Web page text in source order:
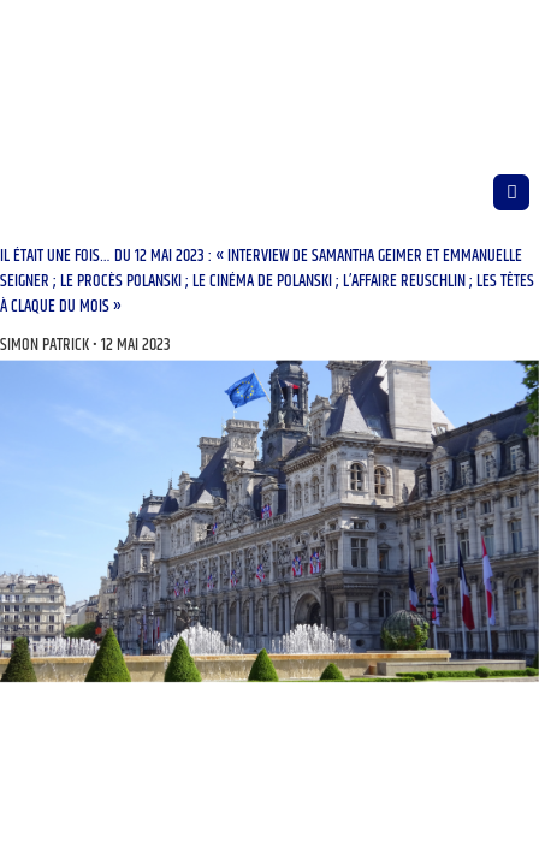
IL ÉTAIT UNE FOIS… DU 12 MAI 2023 : « INTERVIEW DE SAMANTHA GEIMER ET EMMANUELLE
SEIGNER ; LE PROCÈS POLANSKI ; LE CINÉMA DE POLANSKI ; L’AFFAIRE REUSCHLIN ; LES TÊTES
À CLAQUE DU MOIS »
SIMON PATRICK 12 MAI 2023